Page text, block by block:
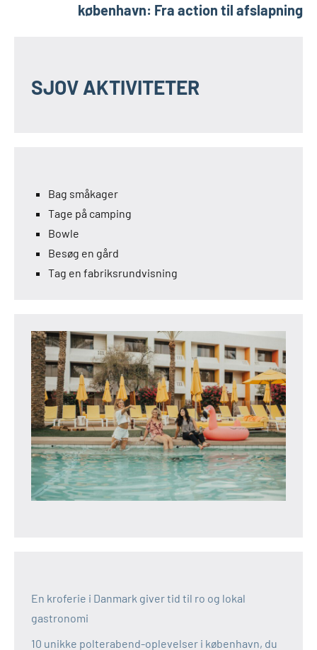
københavn: Fra action til afslapning
SJOV AKTIVITETER
Bag småkager
Tage på camping
Bowle
Besøg en gård
Tag en fabriksrundvisning
En kroferie i Danmark giver tid til ro og lokal
gastronomi
10 unikke polterabend-oplevelser i københavn, du